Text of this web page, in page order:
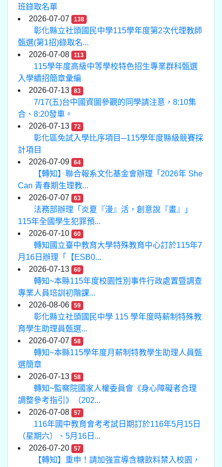
班錄取名單
2026-07-07
138
彰化縣立社頭國民中學115學年度第2次代理教師
甄選(第1招)錄取名...
2026-07-08
113
115學年度高級中等學校特色招生專業群科甄選
入學續招簡章彙編
2026-07-13
83
7/17(五)台中國資圖參觀的同學請注意，8:10集
合、8:20發車。
2026-07-13
72
彰化區免試入學比序項目─115學年度縣級競賽採
計項目
2026-07-09
64
【轉知】聯合報系文化基金會辦理「2026年 She
Can 青春期生理教...
2026-07-07
63
法務部辦理「炎夏『漫』活，創意說『畫』」
115年全國學生犯罪預...
2026-07-10
60
轉知國立臺中教育大學特殊教育中心訂於115年7
月16日辦理「【ESB0...
2026-07-13
60
轉知~本縣115年度校園性別事件行政處置暨調查
專業人員培訓初階課...
2026-08-06
59
彰化縣立社頭國民中學 115 學年度時薪制特殊教
育學生助理員甄選...
2026-07-07
58
轉知~本縣115學年度月薪制特教學生助理人員甄
選簡章
2026-07-13
58
轉知~監察院國家人權委員會《身心障礙者合理
調整參考指引》（202...
2026-07-08
57
116年國中教育會考考試日期訂於116年5月15日
（星期六）、5月16日...
2026-07-20
57
【轉知】重申！請加強宣導含糖飲料禁入校園，